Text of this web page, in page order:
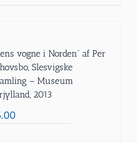
vogne i Norden” af Per
Slesvigske
– Museum
2013